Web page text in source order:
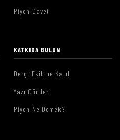
Piyon Davet
KATKIDA BULUN
Dergi Ekibine Katıl
Yazı Gönder
Piyon Ne Demek?